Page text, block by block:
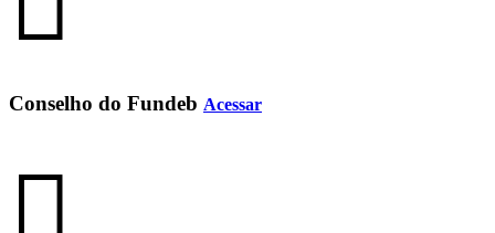
Conselho do Fundeb Acessar